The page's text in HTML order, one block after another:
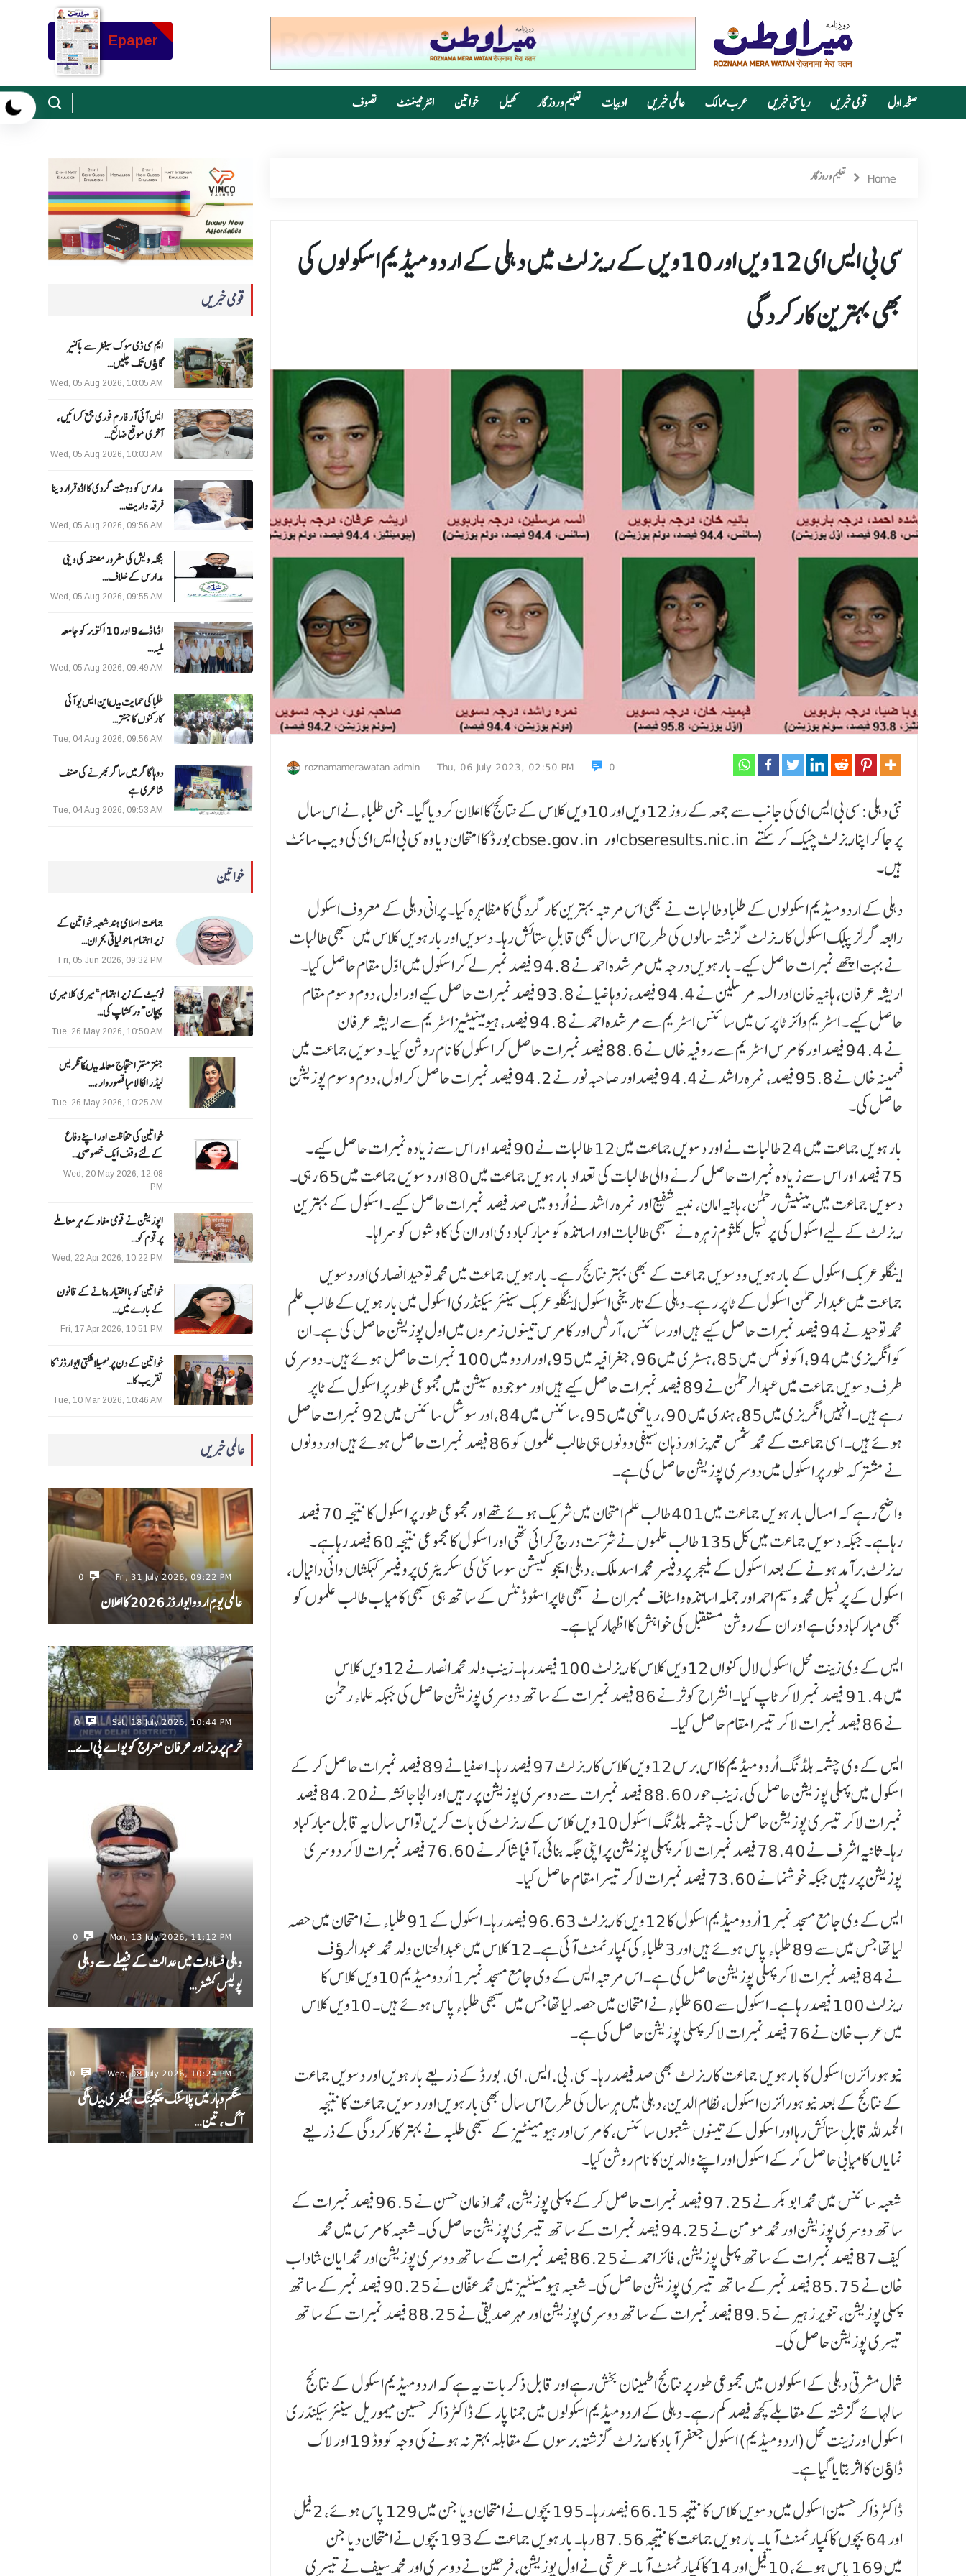
Epaper
صفحہ اول قومی خبریں ریاستی خبریں عرب ممالک عالمی خبریں ادبیات تعلیم و روزگار کھیل خواتین انٹرٹینمنٹ تصوف
قومی خبریں
ایم سی ڈی سوک سینٹر سے باکنیر
گاﺅں تک چلیں…
Wed, 05 Aug 2026, 10:05 AM
ایس آئی آر فارم فوری جمع کرائیں،
آخری موقع ضائع…
Wed, 05 Aug 2026, 10:03 AM
مدارس کو دہشت گردی کا اڈہ قرار دینا
فرقہ واریت…
Wed, 05 Aug 2026, 09:56 AM
بنگلہ دیش کی مفرور مصنفہ کی دینی
مدارس کے خلاف…
Wed, 05 Aug 2026, 09:55 AM
ا ڈما ڈے 9 اور 10 اکتوبر کو جامعہ
ملیہ…
Wed, 05 Aug 2026, 09:49 AM
طلبا کی حمایت میںاین ایس یو آئی
کارکنوں کا جنتر…
Tue, 04 Aug 2026, 09:56 AM
دوہا گاگر میں ساگر بھرنے کی صنف
شاعری ہے
Tue, 04 Aug 2026, 09:53 AM
خواتین
جماعت اسلامی ہند شعبہ خواتین کے
زیر اہتمام ماحولیاتی بحران…
Fri, 05 Jun 2026, 09:32 PM
ٹوئیٹ کے زیر اہتمام ”میری کلا میری
پہچان“ ورکشاپ کی…
Tue, 26 May 2026, 10:50 AM
جنتر منتر احتجاج معاملہ میںکانگریس
لیڈر الکا لامبا قصوروار ،…
Tue, 26 May 2026, 10:25 AM
خواتین کی حفاظت اور اپنے دفاع
کےلئے وقف ایک خصوصی…
Wed, 20 May 2026, 12:08
PM
اپوزیشن نے قومی مفاد کے ہر معاملے
پر قوم کو…
Wed, 22 Apr 2026, 10:22 PM
خواتین کو با اختیار بنانے کے قانون
کے بارے میں…
Fri, 17 Apr 2026, 10:51 PM
خواتین کے دن پر ’مہیلا شکتی ایوارڈز‘ کا
تقریب کا…
Tue, 10 Mar 2026, 10:46 AM
عالمی خبریں
Fri, 31 July 2026, 09:22 PM
0
عالمی یومِ اردو ایوارڈز 2026 کا اعلان
Sat, 18 July 2026, 10:44 PM
0
خرم پرویز اور عرفان معراج کو یو اے پی اے…
Mon, 13 July 2026, 11:12 PM
0
دہلی فسادات میں عدالت کے فیصلے سے دہلی
پولیس کمشنر…
Wed, 08 July 2026, 10:24 PM
0
سنگم وہار میں پلاسٹک پیکیجنگ فیکٹری میںلگی
آگ ، تین…
Home تعلیم و روزگار
سی بی ایس ای 12ویں اور 10ویں کے ریزلٹ میں دہلی کے اردو میڈیم اسکولوں کی
بھی بہترین کارکردگی
roznamamerawatan-admin Thu, 06 July 2023, 02:50 PM 0
نئی دہلی: سی بی ایس ای کی جانب سے جمعہ کے روز 12ویں اور 10ویں کلاس کے نتائج کا اعلان کر دیا گیا۔ جن طلباء نے اس سال
بورڈ کا امتحان دیا وہ سی بی ایس ای کی ویب سائٹ cbse.gov.in اور cbseresults.nic.in پر جا کر اپنا ریزلٹ چیک کر سکتے
ہیں۔
دہلی کے اردو میڈیم اسکولوں کے طلبا و طالبات نے بھی اس مرتبہ بہترین کارگردگی کا مظاہرہ کیا۔ پرانی دہلی کے معروف اسکول
رابعہ گرلز پبلک اسکول کا ریزلٹ گزشتہ سالوں کی طرح اس سال بھی قابلِ ستائش رہا۔ دسویں اور بارہویں کلاس میں سبھی طالبات
نے بہت اچھے نمبرات حاصل کیے۔ بارہویں درجہ میں مرشدہ احمد نے 94.8 فیصد نمبر لے کر اسکول میں اوّل مقام حاصل کیا۔
اریشہ عرفان، ہانیہ خان اور السہ مرسلین نے 94.4 فیصد، زوہا ضیا نے 93.8 فیصد نمبرات حاصل کیے اور اول، دوم و سوم مقام
حاصل کیے۔ اسٹریم وائز ٹاپرس میں سائنس اسٹریم سے مرشدہ احمد نے 94.8 فیصد، ہیومینیٹیز اسٹریم سے اریشہ عرفان
نے 94.4 فیصد اور کامرس اسٹریم سے روفیہ خاں نے 88.6 فیصد نمبرات حاصل کر اسکول کا نام روشن کیا۔ دسویں جماعت میں
فہمینہ خاں نے 95.8 فیصد، نمرہ راشد نے 94.4 فیصد اور صاحبہ نور نے 94.2 فیصد نمبرات حاصل کر اول، دوم و سوم پوزیشن
حاصل کی۔
بارہویں جماعت میں 24 طالبات نے اور دسویں جماعت میں 12 طالبات نے 90 فیصد اور اس سے زیادہ نمبرات حاصل کیے۔
75 فیصد اور اس سے زیادہ نمبرات حاصل کرنے والی طالبات کی تعداد بارہویں جماعت میں 80 اور دسویں جماعت میں 65 رہی۔
دسویں جماعت میں بینیش رحمٰن، ہانیہ امان، نبیہ شفیع اور نمرہ راشد نے اُردو میں صد فیصد نمبرات حاصل کیے۔ اسکول کے بہترین
ریزلٹ کے لیے اسکول کی پرنسپل کلثوم زہرہ نے سبھی طالبات اور اساتذہ کو مبارکباد دی اور ان کی کاوشوں کو سراہا۔
اینگلو عربک اسکول کے بارہویں و دسویں جماعت کے بھی بہتر نتائج رہے۔ بارہویں جماعت میں محمد توحید انصاری اوردسویں
جماعت میں عبد الرحمٰن اسکول کے ٹاپر رہے۔ دہلی کے تاریخی اسکول اینگلو عربک سینئر سیکنڈری اسکول میں بارہویں کے طالب علم
محمد توحید نے 94 فیصد نمبرات حاصل کیے ہیں اور سائنس، آرٹس اور کامرس تینوں زمروں میں اول پوزیشن حاصل کی ہے۔ ان
کو انگریزی میں 94، اکونومکس میں 85، ہسٹری میں 96، جغرافیہ میں 95، اور اردو میں 100 نمبرات حاصل ہوئے ہیں۔ دوسری
طرف دسویں جماعت میں عبدالرحمٰن نے 89 فیصد نمبرات حاصل کیے ہیں اور موجودہ سیشن میں مجموعی طور پر اسکول کے ٹاپر
رہے ہیں۔ انہیں انگریزی میں 85، ہندی میں 90، ریاضی میں 95، سائنس میں 84، اور سوشل سائنس میں 92 نمبرات حاصل
ہوئے ہیں۔ اسی جماعت کے محمد شمس تبریز اور ذہان سیفی دونوں ہی طالب علموں کو 86 فیصد نمبرات حاصل ہوئے ہیں اور دونوں
نے مشترکہ طور پر اسکول میں دوسری پوزیشن حاصل کی ہے۔
واضح رہے کہ امسال بارہویں جماعت میں 401 طالب علم امتحان میں شریک ہوئے تھے اور مجموعی طور پر اسکول کا نتیجہ 70 فیصد
رہا ہے۔ جبکہ دسویں جماعت میں کل 135 طالب علموں نے شرکت درج کرائی تھی اور اسکول کا مجموعی نتیجہ 60 فیصد رہا ہے۔
ریزلٹ برآمد ہونے کے بعد اسکول کے منیجر پروفیسر محمد اسد ملک، دہلی ایجوکیشن سوسائٹی کی سکریٹری پروفیسر کہکشاں وائی دانیال،
اسکول کے پرنسپل محمد وسیم احمد اور جملہ اساتذہ و اسٹاف ممبران نے سبھی ٹاپر اسٹوڈنٹس کے ساتھ ہی سبھی کامیاب طالب علموں کو
بھی مبارکباد دی ہے اور ان کے روشن مستقبل کی خواہش کا اظہار کیا ہے۔
ایس کے وی زینت محل اسکول لال کنواں 12ویں کلاس کا ریزلٹ 100 فیصد رہا۔ زینب ولد محمد انصار نے 12ویں کلاس
میں 91.4 فیصد نمبر لا کر ٹاپ کیا۔ انشراح کوثر نے 86 فیصد نمبرات کے ساتھ دوسری پوزیشن حاصل کی جبکہ علماء رحمن
نے 86 فیصد نمبرات لا کر تیسرا مقام حاصل کیا۔
ایس کے وی چشمہ بلڈنگ اُردو میڈیم کا اس برس 12ویں کلاس کا ریزلٹ 97 فیصد رہا۔ اصفیا نے 89 فیصد نمبرات حاصل کر کے
اسکول میں پہلی پوزیشن حاصل کی، زینب حور 88.60 فیصد نمبرات سے دوسری پوزیشن پر رہیں اور الجا جائشہ نے 84.20 فیصد
نمبرات لاکر تیسری پوزیشن حاصل کی۔ چشمہ بلڈنگ اسکول 10ویں کلاس کے ریزلٹ کی بات کریں تو اس سال یہ قابل مبارکباد
رہا۔ ثانیہ اشرف نے 78.40 فیصد نمبرات لا کر پہلی پوزیشن پر اپنی جگہ بنائی، آفیا شاکر نے 76.60 فیصد نمبرات لاکر دوسری
پوزیشن پر رہیں جبکہ خوشنما نے 73.60 فیصد نمبرات لا کر تیسرا مقام حاصل کیا۔
ایس کے وی جامع مسجد نمبر 1 اُردو میڈیم اسکول کا 12ویں کا ریزلٹ 96.63 فیصد رہا۔ اسکول کے 91 طلباء نے امتحان میں حصہ
لیا تھا جس میں سے 89 طلباء پاس ہوئے ہیں اور 3 طلباء کی کمپارٹمنٹ آئی ہے۔ 12 کلاس میں عبدالحنان ولد محمد عبد الرﺅف
نے 84 فیصد نمبرات لا کر پہلی پوزیشن حاصل کی ہے۔ اس مرتبہ ایس کے وی جامع مسجد نمبر 1 اُردو میڈیم 10ویں کلاس کا
ریزلٹ 100 فیصدر ہا ہے۔ اسکول سے 60 طلباء نے امتحان میں حصہ لیا تھا جس میں سبھی طلباء پاس ہوئے ہیں۔ 10ویں کلاس
میں عرب خان نے 76 فیصد نمبرات لا کر پہلی پوزیشن حاصل کی ہے۔
نیو ہورائزن اسکول کا بارہویں جماعت کا ریزلٹ بھی صد فیصد رہا۔ سی. بی. ایس. ای. بورڈ کے ذریعے بارہویں اور دسویں جماعت
کے نتائج کے بعد نیو ہورائزن اسکول، نظام الدین، دہلی میں ہر سال کی طرح اس سال بھی بارہویں اور دسویں جماعت کا نتیجہ
الحمدللہ قابلِ ستائش رہا اور اسکول کے تینوں شعبوں سائنس، کامرس اور ہیومینٹیز کے سبھی طلبہ نے بہتر کارکردگی کے ذریعے
نمایاں کامیابی حاصل کر کے اسکول اور اپنے والدین کا نام روشن کیا۔
شعبہ سائنس میں محمد ابو بکر نے 97.25 فیصد نمبرات حاصل کر کے پہلی پوزیشن، محمد اذعان حسن نے 96.5 فیصد نمبرات کے
ساتھ دوسری پوزیشن اور محمد مومن نے 94.25 فیصد نمبرات کے ساتھ تیسری پوزیشن حاصل کی۔ شعبہ کامرس میں محمد
کیف 87 فیصد نمبرات کے ساتھ پہلی پوزیشن، فائز احمد نے 86.25 فیصد نمبرات کے ساتھ دوسری پوزیشن اور محمد ایان شاداب
خان نے 85.75 فیصد نمبر کے ساتھ تیسری پوزیشن حاصل کی۔ شعبہ ہیومینٹیز میں محمد عفّان نے 90.25 فیصد نمبر کے ساتھ
پہلی پوزیشن، تنویر زہیر نے 89.5 فیصد نمبرات کے ساتھ دوسری پوزیشن اور مہر صدیقی نے 88.25 فیصد نمبرات کے ساتھ
تیسری پوزیشن حاصل کی۔
شمال مشرقی دہلی کے اسکولوں میں مجموعی طور پر نتائج اطمینان بخش رہے اور قابل ذکر بات یہ ہے کہ اردو میڈیم اسکول کے نتائج
سالہائے گزشتہ کے مقابلے کچھ فیصد کم رہے۔ دہلی کے اردو میڈیم اسکولوں میں جمنا پار کے ڈاکٹر ذاکر حسین میموریل سینئر سیکنڈری
اسکول اور زینت محل (اردو میڈیم) اسکول جعفر آباد کا ریزلٹ گزشتہ برسوں کے مقابلہ بہتر نہ ہونے کی وجہ کووڈ 19 اور لاک
ڈاﺅن کا اثر بتایا گیا ہے۔
ڈاکٹر ذاکر حسین اسکول میں دسویں کلاس کا نتیجہ 66.15 فیصد رہا۔ 195 بچوں نے امتحان دیا جن میں 129 پاس ہوئے، 2 فیل
اور 64 بچوں کا کمپارٹمنٹ آیا۔ بارہویں جماعت کا نتیجہ 87.56 رہا۔ بارہویں جماعت کے 193 بچوں نے امتحان دیا جن
میں 169 پاس ہوئے، 10 فیل اور 14 کا کمپارٹمنٹ آیا۔ عرشی نے اول پوزیشن، فرحین نے دوسری اور محمد سیف نے تیسری